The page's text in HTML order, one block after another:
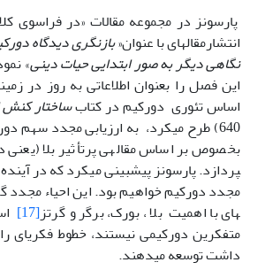
پارسونز در مجموعه مقالات «در فراسوی
انتشارمقاله­ای با عنوان«بازنگری دیدگاه
نگاهی دیگر به صور ابتدایی حیات دینی»
این فصل را بعنوان اطلاعاتی به روز در
اساس تئوری دورکیم در کتابساختار کنش
640) طرح ­می­کرد، به ارزیابی مجدد سهم
بخصوص بر اساس مقاله­ی پر­تأثیر بلا (یعنی
پردازد. پارسونز پیش­بینی می­کرد که در
مجدد دورکیم خواهیم بود. این احیاء مجدد
های با اهمیت بلا ، بورک، برگر و گرتز[17]
متفکرین دورکیمی نیستند، خطوط فکری­ای
داشت توسعه می­دهند.